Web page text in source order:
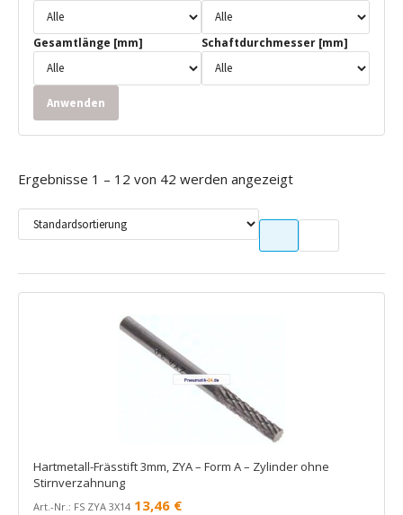
Gesamtlänge [mm] Schaftdurchmesser [mm]
Anwenden
Ergebnisse 1 – 12 von 42 werden angezeigt
Hartmetall-Frässtift 3mm, ZYA – Form A – Zylinder ohne
Stirnverzahnung
Art.-Nr.: FS ZYA 3X14 13,46 €